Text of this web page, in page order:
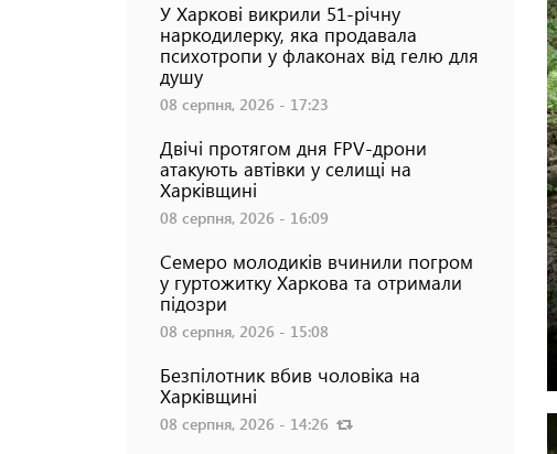
У Харкові викрили 51-річну
наркодилерку, яка продавала
психотропи у флаконах від гелю для
душу
08 серпня, 2026 - 17:23
Двічі протягом дня FPV-дрони
атакують автівки у селищі на
Харківщині
08 серпня, 2026 - 16:09
Семеро молодиків вчинили погром
у гуртожитку Харкова та отримали
підозри
08 серпня, 2026 - 15:08
Безпілотник вбив чоловіка на
Харківщині
08 серпня, 2026 - 14:26
не буде: наслідки найбільшої атаки на